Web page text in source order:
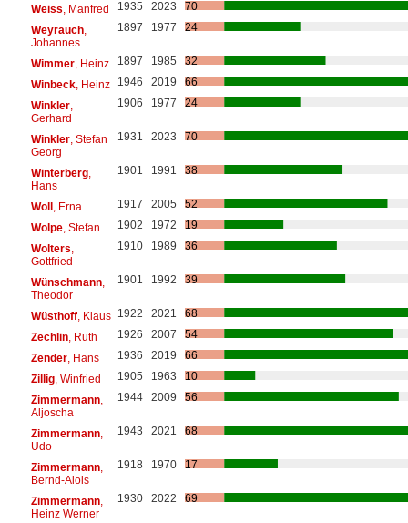
Weiss , Manfred 1935 2023
70
Weyrauch,
Johannes
1897 1977 24
Wimmer, Heinz 1897 1985
32
Winbeck, Heinz 1946 2019
66
Winkler,
Gerhard
1906 1977 24
Winkler, Stefan
Georg
1931 2023 70
Winterberg,
Hans
1901 1991 38
Woll, Erna 1917 2005
52
Wolpe, Stefan 1902 1972
19
Wolters
Gottfried
1910 1989 36
Wünschmann,
Theodor
1901 1992 39
Wüsthoff, Klaus 1922 2021
68
Zechlin, Ruth 1926 2007
54
Zender, Hans 1936 2019
66
Zillig, Winfried 1905 1963
10
Zimmermann,
Aljoscha
1944 2009 56
Zimmermann,
Udo
1943 2021 68
Zimmermann,
Bernd-Alois
1918 1970 17
Zimmermann,
Heinz Werner
1930 2022 69